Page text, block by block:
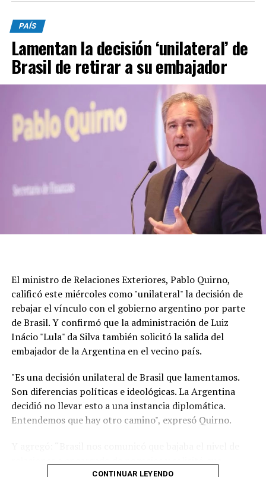
PAÍS
Lamentan la decisión ‘unilateral’ de
Brasil de retirar a su embajador
El ministro de Relaciones Exteriores, Pablo Quirno,
calificó este miércoles como "unilateral" la decisión de
rebajar el vínculo con el gobierno argentino por parte
de Brasil. Y confirmó que la administración de Luiz
Inácio "Lula" da Silva también solicitó la salida del
embajador de la Argentina en el vecino país.
"Es una decisión unilateral de Brasil que lamentamos.
Son diferencias políticas e ideológicas. La Argentina
decidió no llevar esto a una instancia diplomática.
Entendemos que hay otro camino", expresó Quirno.
relaciones a encargado de negocios y solicitó que
CONTINUAR LEYENDO